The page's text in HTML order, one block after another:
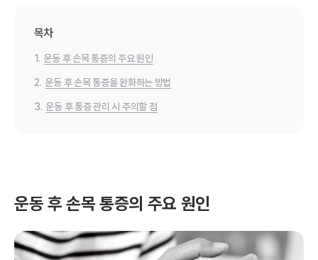
목차
1. 운동 후 손목 통증의 주요 원인
2. 운동 후 손목 통증을 완화하는 방법
3. 운동 후 통증 관리 시 주의할 점
운동 후 손목 통증의 주요 원인